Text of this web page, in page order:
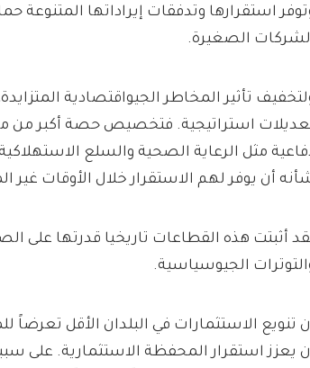
استقرارها وتدفقات إيراداتها المتنوعة
الصغيرة.
تأثير المخاطر الجيواقتصادية
استراتيجية. فتخصيص حصة أكبر من
مثل الرعاية الصحية والسلع
أن يوفر لهم الاستقرار خلال الأوقات غير
أثبتت هذه القطاعات تاريخيا قدرتها على
الجيوسياسية.
تنويع الاستثمارات في البلدان الأقل
يعزز استقرار المحفظة الاستثمارية. على